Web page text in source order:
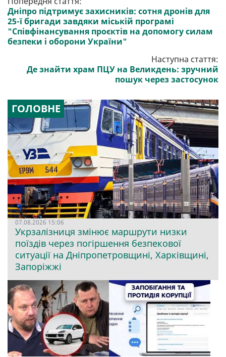
Дніпро підтримує захисників: сотня дронів для
25-ї бригади завдяки міській програмі
"Співфінансування проєктів на допомогу силам
безпеки і оборони України"
Наступна стаття:
Де знайти храм ПЦУ на Великдень: зручний
пошук через застосунок
ГОЛОВНЕ
07.08.2026 15:06
Укрзалізниця змінює маршрути низки
поїздів через погіршення безпекової
ситуації на Дніпропетровщині, Харківщині,
Запоріжжі